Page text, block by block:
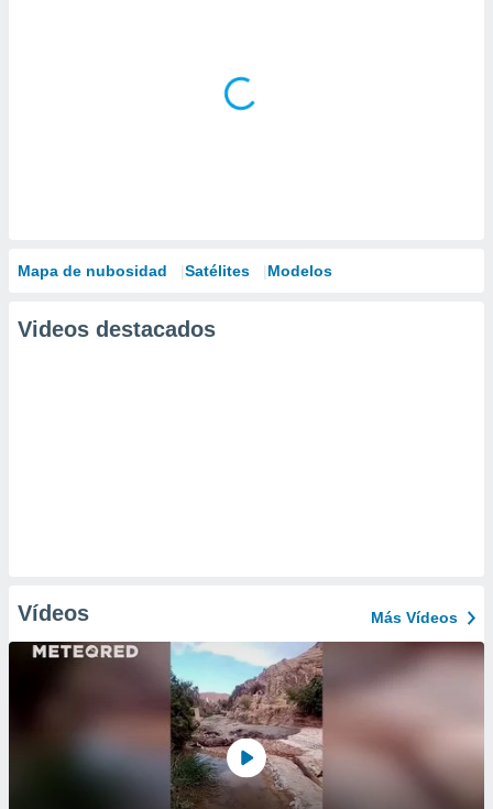
Mapa de nubosidad Satélites Modelos
Videos destacados
Vídeos Más Vídeos